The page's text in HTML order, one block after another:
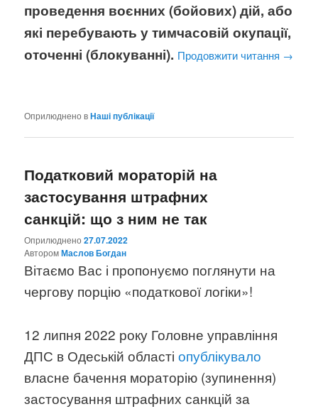
проведення воєнних (бойових) дій, або
які перебувають у тимчасовій окупації,
оточенні (блокуванні). Продовжити читання →
Оприлюднено вНаші публікації
Податковий мораторій на
застосування штрафних
санкцій: що з ним не так
Оприлюднено27.07.2022
AвторомМаслов Богдан
Вітаємо Вас і пропонуємо поглянути на
чергову порцію «податкової логіки»!
12 липня 2022 року Головне управління
ДПС в Одеській областіопублікувало
власне бачення мораторію (зупинення)
застосування штрафних санкцій за